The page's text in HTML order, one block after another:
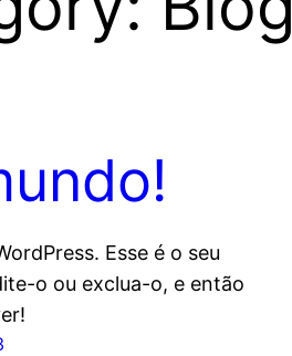
Esse é o seu
o ou exclua-o, e então